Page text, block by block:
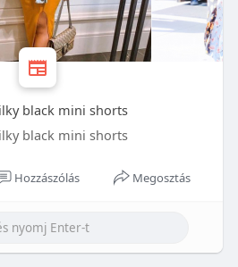
black mini shorts
black mini shorts
Hozzászólás Megosztás